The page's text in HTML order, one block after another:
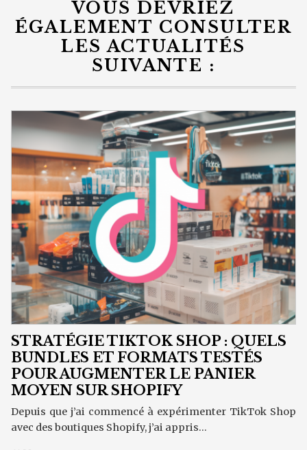
VOUS DEVRIEZ
ÉGALEMENT CONSULTER
LES ACTUALITÉS
SUIVANTE :
STRATÉGIE TIKTOK SHOP : QUELS
BUNDLES ET FORMATS TESTÉS
POUR AUGMENTER LE PANIER
MOYEN SUR SHOPIFY
Depuis que j’ai commencé à expérimenter TikTok Shop
avec des boutiques Shopify, j’ai appris...